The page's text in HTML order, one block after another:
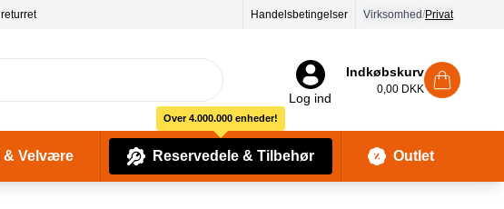
Handelsbetingelser Virksomhed/Privat
Log ind
Indkøbskurv
0,00 DKK
& Velvære Reservedele & Tilbehør
Over 4.000.000 enheder!
Outlet